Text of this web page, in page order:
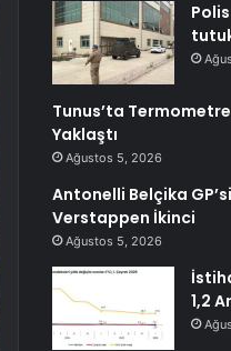
Tunus’ta
Yaklaştı
Ağustos 5, 2026
Antonelli Belçika
Verstappen İkinci
Ağustos 5, 2026
1,2